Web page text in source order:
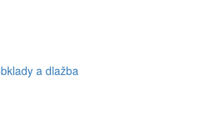
a dlažba